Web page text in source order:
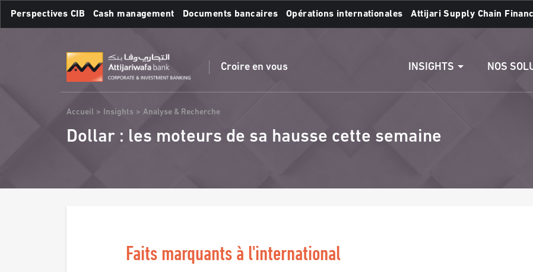
contenu
Perspectives CIB Cash management Documents bancaires Opérations internationales Attijari Supply Chain
Croire en vous INSIGHTS NOS
Fil
d'Ariane
Accueil Insights Analyse & Recherche
Dollar : les moteurs de sa hausse cette semaine
Faits marquants à l'international